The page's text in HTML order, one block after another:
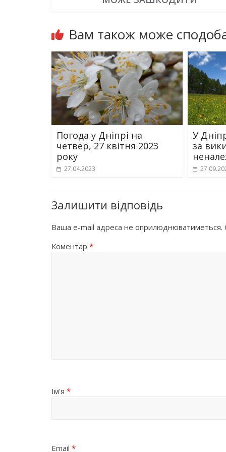
Вам також може
Погода у Дніпрі на
четвер, 27 квітня 2023
року
27.04.2023
У
за
Залишити відповідь
Ваша e-mail адреса не оприлюднюватиметься.
Коментар *
Ім'я *
Email *